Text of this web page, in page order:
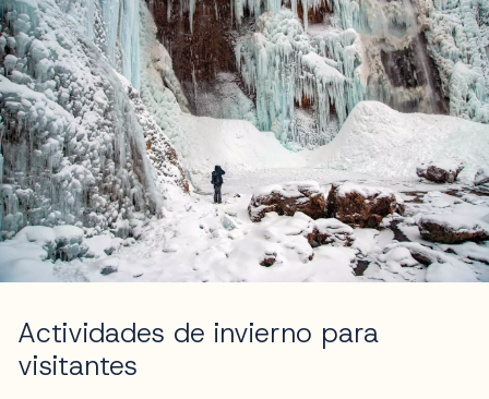
Actividades de invierno para
visitantes